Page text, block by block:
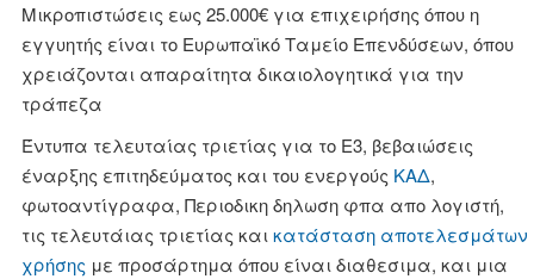
Μικροπιστώσεις εως 25.000€ για επιχειρήσης όπου η
εγγυητής είναι το Ευρωπαϊκό Ταμείο Επενδύσεων, όπου
χρειάζονται απαραίτητα δικαιολογητικά για την
τράπεζα
Έντυπα τελευταίας τριετίας για το Ε3, βεβαιώσεις
έναρξης επιτηδεύματος και του ενεργούς ΚΑΔ,
φωτοαντίγραφα, Περιοδικη δηλωση φπα απο λογιστή,
τις τελευτάιας τριετίας και κατάσταση αποτελεσμάτων
χρήσης με προσάρτημα όπου είναι διαθεσιμα, και μια